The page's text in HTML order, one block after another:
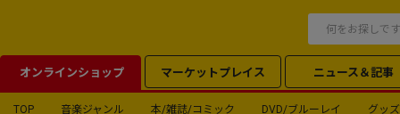
オンラインショップ マーケットプレイス ニュース＆記事
TOP 音楽ジャンル 本/雑誌/コミック DVD/ブルーレイ グッズ